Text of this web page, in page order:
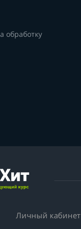
обработку
Личный кабинет